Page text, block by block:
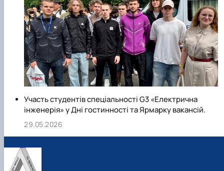
Участь студентів спеціальності G3 «Електрична
інженерія» у Дні гостинності та Ярмарку вакансій.
29.05.2026